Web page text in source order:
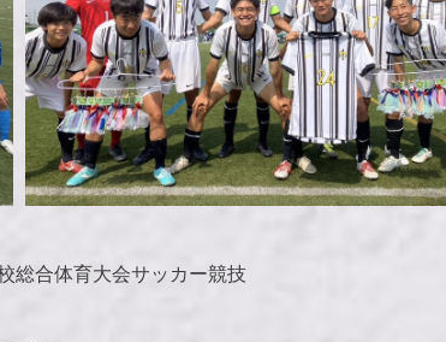
総合体育大会サッカー競技